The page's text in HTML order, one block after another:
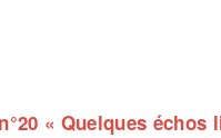
« Quelques